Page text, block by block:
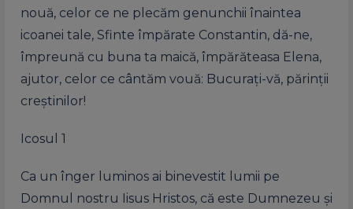
nouă, celor ce ne plecăm genunchii înaintea
icoanei tale, Sfinte împărate Constantin, dă-ne,
împreună cu buna ta maică, împărăteasa Elena,
ajutor, celor ce cântăm vouă: Bucurați-vă, părinții
creștinilor!
Icosul 1
Ca un înger luminos ai binevestit lumii pe
Domnul nostru Iisus Hristos, că este Dumnezeu și